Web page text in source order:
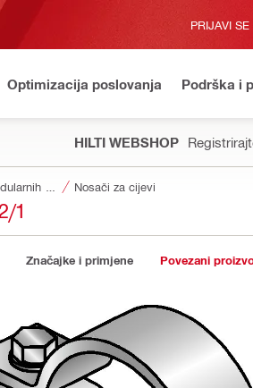
PRIJAVI
Optimizacija poslovanja Podrška i
HILTI WEBSHOP
Nosači za cijevi
1
Značajke i primjene Povezani